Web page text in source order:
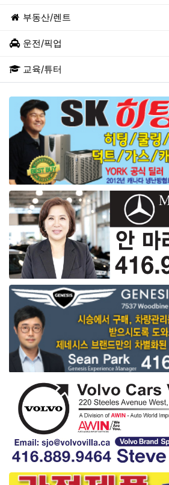
부동산/렌트
운전/픽업
교육/튜터